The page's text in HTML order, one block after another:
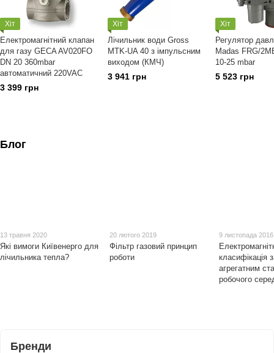
Хіт
Електромагнітний клапан
для газу GECA AV020FO
DN 20 360mbar
автоматичний 220VAC
3 399 грн
Хіт
Лічильник води Gross
MTK-UA 40 з імпульсним
виходом (КМЧ)
3 941 грн
Хіт
Регулятор
Madas FRG/
10-25 mbar
5 523 грн
Блог
13 травня 2020
Які вимоги Київенерго для
лічильника тепла?
20 лютого 2019
Фільтр газовий принцип
роботи
9 листопада 2016
класифікація
агрегатним
робочого
Бренди